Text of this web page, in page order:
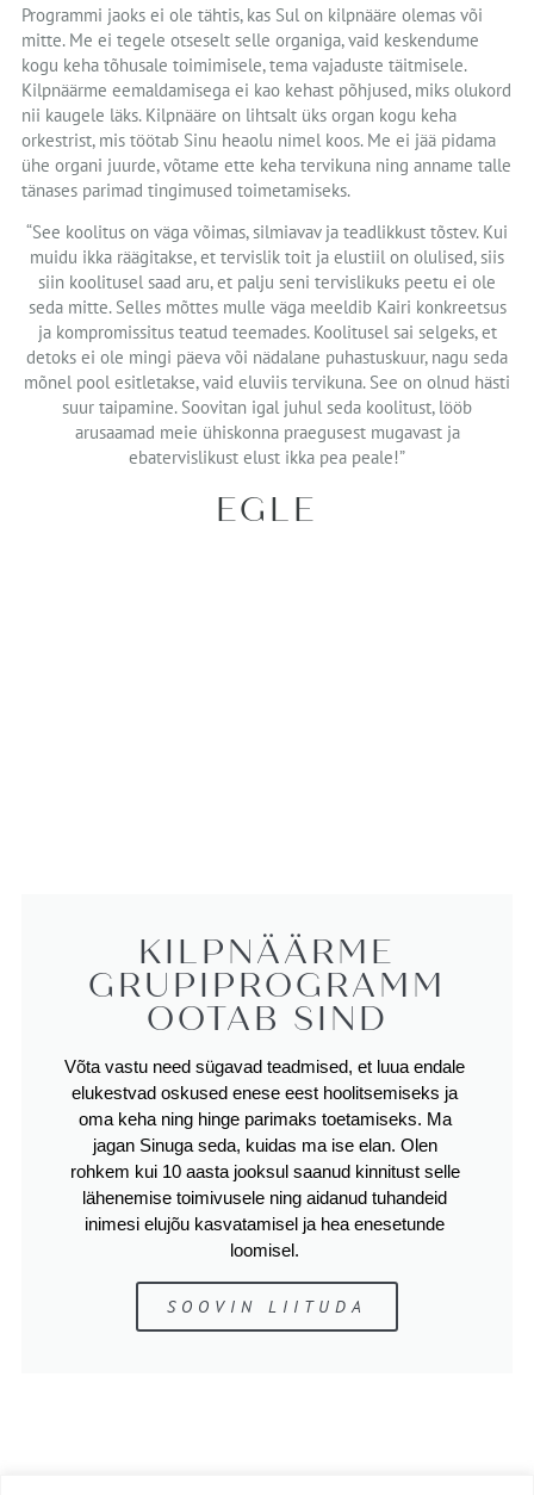
Programmi jaoks ei ole tähtis, kas Sul on kilpnääre olemas või
mitte. Me ei tegele otseselt selle organiga, vaid keskendume
kogu keha tõhusale toimimisele, tema vajaduste täitmisele.
Kilpnäärme eemaldamisega ei kao kehast põhjused, miks olukord
nii kaugele läks. Kilpnääre on lihtsalt üks organ kogu keha
orkestrist, mis töötab Sinu heaolu nimel koos. Me ei jää pidama
ühe organi juurde, võtame ette keha tervikuna ning anname talle
tänases parimad tingimused toimetamiseks.
“See koolitus on väga võimas, silmiavav ja teadlikkust tõstev. Kui
muidu ikka räägitakse, et tervislik toit ja elustiil on olulised, siis
siin koolitusel saad aru, et palju seni tervislikuks peetu ei ole
seda mitte. Selles mõttes mulle väga meeldib Kairi konkreetsus
ja kompromissitus teatud teemades. Koolitusel sai selgeks, et
detoks ei ole mingi päeva või nädalane puhastuskuur, nagu seda
mõnel pool esitletakse, vaid eluviis tervikuna. See on olnud hästi
suur taipamine. Soovitan igal juhul seda koolitust, lööb
arusaamad meie ühiskonna praegusest mugavast ja
ebatervislikust elust ikka pea peale!”
EGLE
KILPNÄÄRME
GRUPIPROGRAMM
OOTAB SIND
Võta vastu need sügavad teadmised, et luua endale
elukestvad oskused enese eest hoolitsemiseks ja
oma keha ning hinge parimaks toetamiseks. Ma
jagan Sinuga seda, kuidas ma ise elan. Olen
rohkem kui 10 aasta jooksul saanud kinnitust selle
lähenemise toimivusele ning aidanud tuhandeid
inimesi elujõu kasvatamisel ja hea enesetunde
loomisel.
SOOVIN LIITUDA